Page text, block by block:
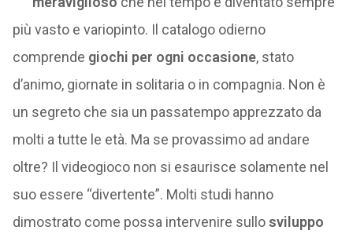
più vasto e variopinto. Il catalogo odierno
comprende giochi per ogni occasione, stato
d’animo, giornate in solitaria o in compagnia. Non è
un segreto che sia un passatempo apprezzato da
molti a tutte le età. Ma se provassimo ad andare
oltre? Il videogioco non si esaurisce solamente nel
suo essere “divertente”. Molti studi hanno
dimostrato come possa intervenire sullosviluppo